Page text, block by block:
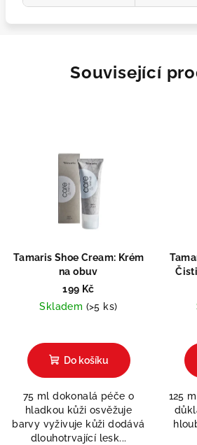
Související
Tamaris Shoe Cream: Krém
na obuv
199 Kč
Skladem (>5 ks)
Do košíku
75 ml dokonalá péče o
hladkou kůži osvěžuje
barvy vyživuje kůži dodává
dlouhotrvající lesk...
125